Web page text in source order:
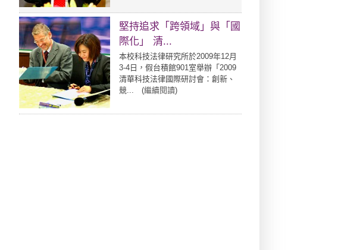
堅持追求「跨領域」與「國
際化」 清...
本校科技法律研究所於2009年12月
3-4日，假台積館901室舉辦「2009
清華科技法律國際研討會：創新、
競... (繼續閱讀)